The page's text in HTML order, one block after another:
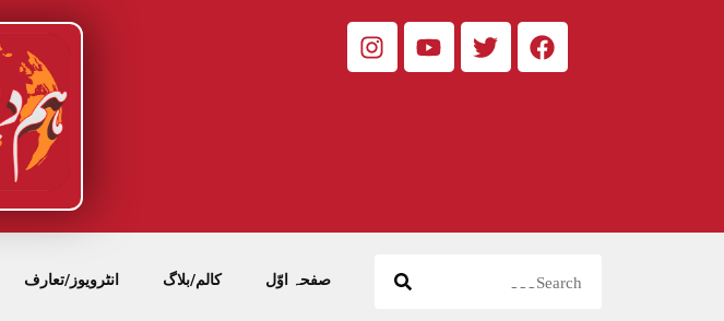
صفحہ اوّل کالم/بلاگ انٹرویوز/تعارف